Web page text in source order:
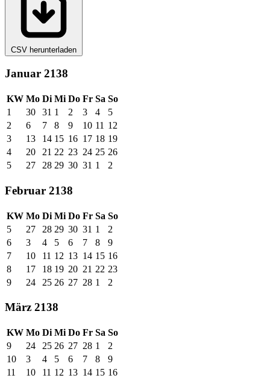
CSV herunterladen
Januar 2138
KW Mo Di Mi Do Fr Sa So
1
30 31 1 2 3 4
5
2
6 7 8 9 10 11 12
3
13 14 15 16 17 18 19
4
20 21 22 23 24 25 26
5
27 28 29 30 31 1 2
Februar 2138
KW Mo Di Mi Do Fr Sa So
5
27 28 29 30 31 1
2
6
3 4 5 6 7 8
9
7
10 11 12 13 14 15 16
8
17 18 19 20 21 22 23
9
24 25 26 27 28 1 2
März 2138
KW Mo Di Mi Do Fr Sa So
9
24 25 26 27 28 1
2
10
3 4 5 6 7 8
9
11
10 11 12 13 14 15 16